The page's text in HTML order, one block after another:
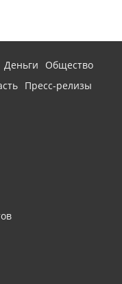
Деньги
Общество
Пресс-релизы